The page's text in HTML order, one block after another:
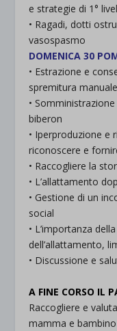
e strategie di 1°
• Ragadi, dotti
vasospasmo
DOMENICA 30
• Estrazione e
spremitura
•
biberon
• Iperproduzione e
riconoscere e
• Raccogliere la
• L’allattamento
• Gestione di un
social
• L’importanza
dell’allattamento,
• Discussione e
A FINE CORSO IL
Raccogliere e
mamma e bambino